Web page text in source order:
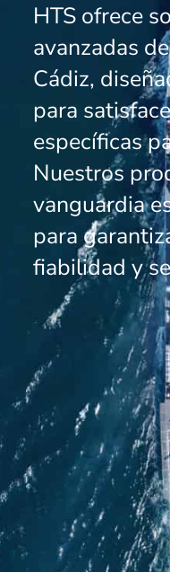
HTS ofrece
avanzadas
Cádiz,
para
específicas
Nuestros
vanguardia
para
fiabilidad y